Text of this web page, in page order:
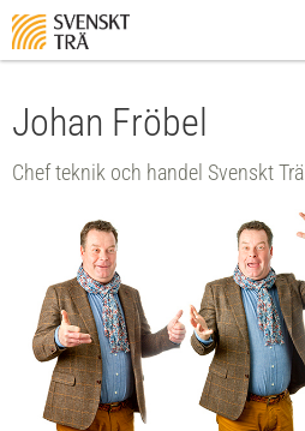
Johan Fröbel
Chef teknik och handel Svenskt Trä